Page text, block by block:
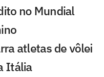
no Mundial
atletas de vôlei
Itália